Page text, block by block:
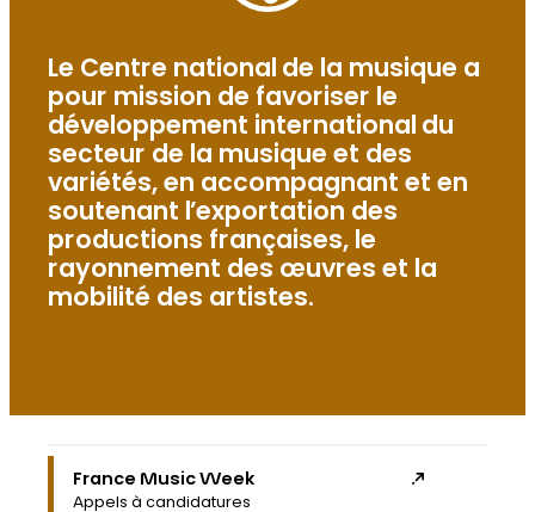
Le Centre national de la musique a
pour mission de favoriser le
développement international du
secteur de la musique et des
variétés, en accompagnant et en
soutenant l’exportation des
productions françaises, le
rayonnement des œuvres et la
mobilité des artistes.
France Music Week
Appels à candidatures